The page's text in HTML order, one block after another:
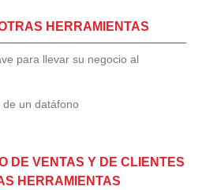
HERRAMIENTAS
para llevar su negocio al
de un datáfono
DE VENTAS Y DE CLIENTES
HERRAMIENTAS